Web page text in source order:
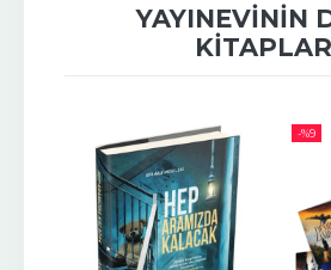
YAYINEVININ
-%9